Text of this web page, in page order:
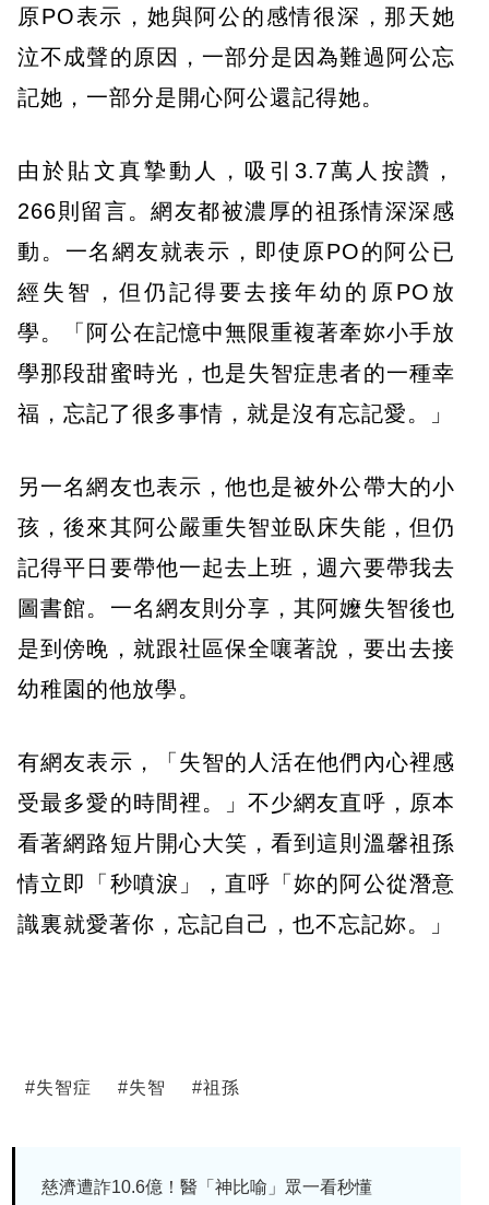
原PO表示，她與阿公的感情很深，那天她
泣不成聲的原因，一部分是因為難過阿公忘
記她，一部分是開心阿公還記得她。
由於貼文真摯動人，吸引3.7萬人按讚，
266則留言。網友都被濃厚的祖孫情深深感
動。一名網友就表示，即使原PO的阿公已
經失智，但仍記得要去接年幼的原PO放
學。「阿公在記憶中無限重複著牽妳小手放
學那段甜蜜時光，也是失智症患者的一種幸
福，忘記了很多事情，就是沒有忘記愛。」
另一名網友也表示，他也是被外公帶大的小
孩，後來其阿公嚴重失智並臥床失能，但仍
記得平日要帶他一起去上班，週六要帶我去
圖書館。一名網友則分享，其阿嬤失智後也
是到傍晚，就跟社區保全嚷著說，要出去接
幼稚園的他放學。
有網友表示，「失智的人活在他們內心裡感
受最多愛的時間裡。」不少網友直呼，原本
看著網路短片開心大笑，看到這則溫馨祖孫
情立即「秒噴淚」，直呼「妳的阿公從潛意
識裏就愛著你，忘記自己，也不忘記妳。」
#失智症 #失智 #祖孫
慈濟遭詐10.6億！醫「神比喻」眾一看秒懂